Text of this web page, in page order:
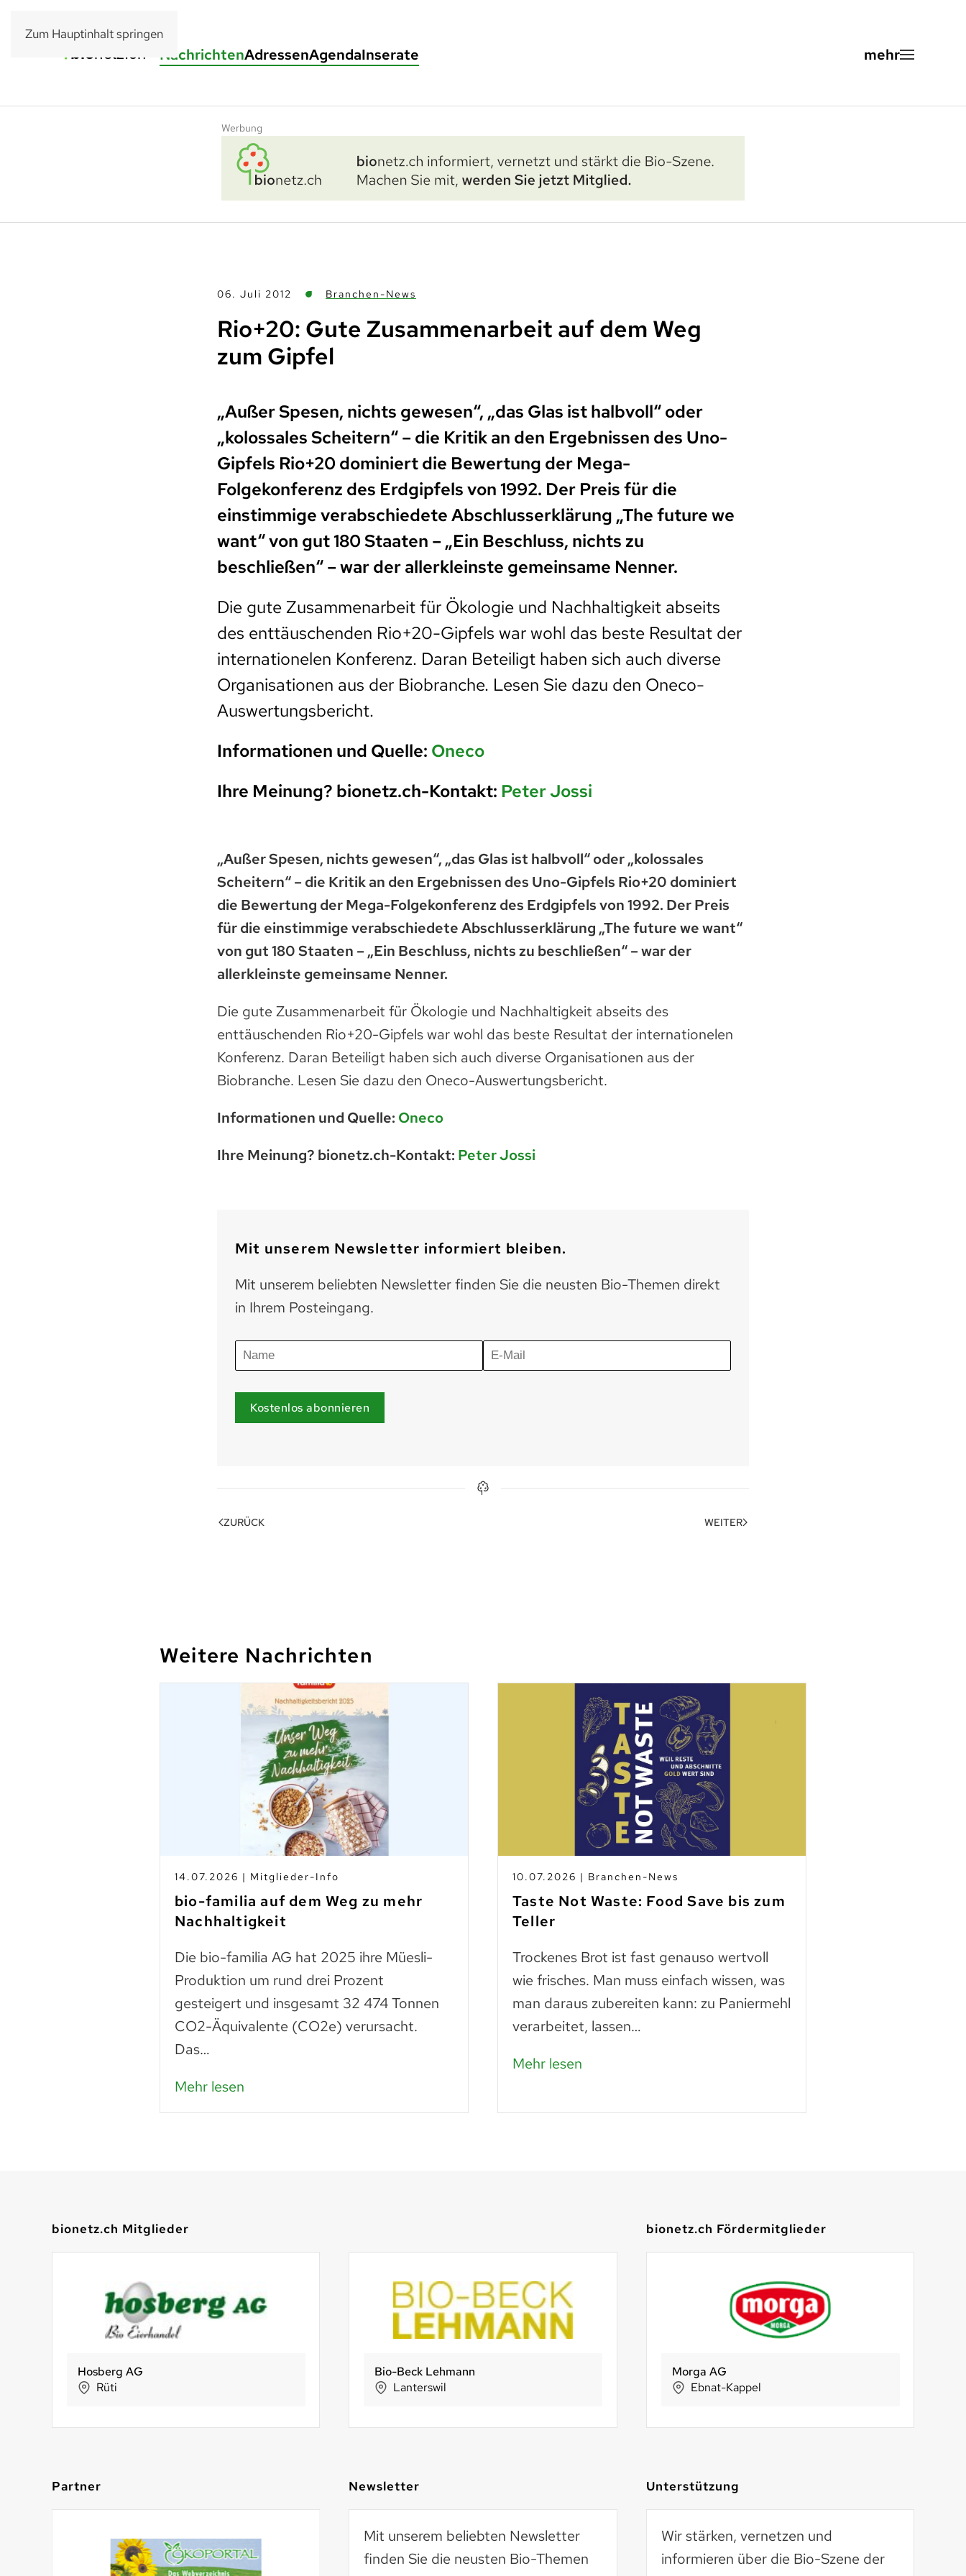
Zum Hauptinhalt springen
NachrichtenAdressenAgendaInserate
Werbung
06. Juli 2012 Branchen-News
Rio+20: Gute Zusammenarbeit auf dem Weg
zum Gipfel
„Außer Spesen, nichts gewesen“, „das Glas ist halbvoll“ oder
„kolossales Scheitern“ – die Kritik an den Ergebnissen des Uno-
Gipfels Rio+20 dominiert die Bewertung der Mega-
Folgekonferenz des Erdgipfels von 1992. Der Preis für die
einstimmige verabschiedete Abschlusserklärung „The future we
want“ von gut 180 Staaten – „Ein Beschluss, nichts zu
beschließen“ – war der allerkleinste gemeinsame Nenner.
Die gute Zusammenarbeit für Ökologie und Nachhaltigkeit abseits
des enttäuschenden Rio+20-Gipfels war wohl das beste Resultat der
internationelen Konferenz. Daran Beteiligt haben sich auch diverse
Organisationen aus der Biobranche. Lesen Sie dazu den Oneco-
Auswertungsbericht.
Informationen und Quelle: Oneco
Ihre Meinung? bionetz.ch-Kontakt: Peter Jossi
„Außer Spesen, nichts gewesen“, „das Glas ist halbvoll“ oder „kolossales
Scheitern“ – die Kritik an den Ergebnissen des Uno-Gipfels Rio+20 dominiert
die Bewertung der Mega-Folgekonferenz des Erdgipfels von 1992. Der Preis
für die einstimmige verabschiedete Abschlusserklärung „The future we want“
von gut 180 Staaten – „Ein Beschluss, nichts zu beschließen“ – war der
allerkleinste gemeinsame Nenner.
Die gute Zusammenarbeit für Ökologie und Nachhaltigkeit abseits des
enttäuschenden Rio+20-Gipfels war wohl das beste Resultat der internationelen
Konferenz. Daran Beteiligt haben sich auch diverse Organisationen aus der
Biobranche. Lesen Sie dazu den Oneco-Auswertungsbericht.
Informationen und Quelle: Oneco
Ihre Meinung? bionetz.ch-Kontakt: Peter Jossi
Mit unserem Newsletter informiert bleiben.
Mit unserem beliebten Newsletter finden Sie die neusten Bio-Themen direkt
in Ihrem Posteingang.
Kostenlos abonnieren
ZURÜCK WEITER
Weitere Nachrichten
14.07.2026 | Mitglieder-Info
bio-familia auf dem Weg zu mehr
Nachhaltigkeit
Die bio-familia AG hat 2025 ihre Müesli-
Produktion um rund drei Prozent
gesteigert und insgesamt 32 474 Tonnen
CO2-Äquivalente (CO2e) verursacht.
Das…
Mehr lesen
10.07.2026 | Branchen-News
Taste Not Waste: Food Save bis zum
Teller
Trockenes Brot ist fast genauso wertvoll
wie frisches. Man muss einfach wissen, was
man daraus zubereiten kann: zu Paniermehl
verarbeitet, lassen…
Mehr lesen
bionetz.ch Mitglieder
BIO TEST AGRO AG
Münsingen
Ecocert Swiss AG
Kreuzlingen
Oekoladen Thun GmbH
Bio-Beck Lehmann
UNI SAPON Schweiz (EASY CLEAN)
Berikon
gebana AG
Zürich
bionetz.ch Fördermitglieder
Morga AG
Ebnat-Kappel
Alternative Bank Schweiz
Olten
Partner Newsletter
Mit unserem beliebten Newsletter
finden Sie die neusten Bio-Themen
Unterstützung
Wir stärken, vernetzen und
informieren über die Bio-Szene der